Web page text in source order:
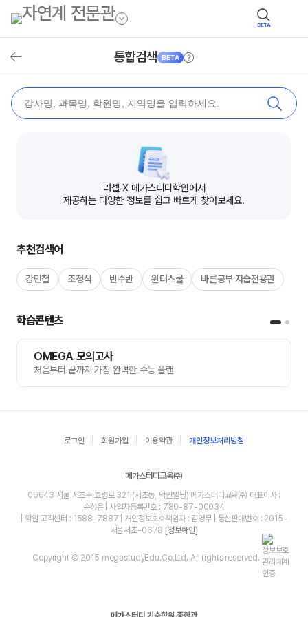
BETA
뒤로가기 통합검색 안내
검색
러셀 X 메가스터디학원에서
제공하는 다양한 정보를 쉽고 빠르게 찾아보세요.
추천검색어
강민철 조정식 반수반 윈터스쿨 바른공부 자습전용관
학습콘텐츠
처음부터 끝까지 가장 완벽한 수능 플랜
OMEGA 모의고사
로그인 회원가입 이용약관 개인정보처리방침
메가스터디교육㈜
06643 서울 서초구 효령로 321 (서초동, 덕원빌딩) 메가스터디교육㈜ 대표이사 :
손성은 | 사업자등록번호 : 780-87-00034
| 학원 고객센터 : 1588-7887 | 개인정보보호책임자 : 김영무 | 통신판매번호 : 2015-
서울서초-0678[정보확인]
Copyright © 2015 megastudyEdu.Co.Ltd. All rights reserved.